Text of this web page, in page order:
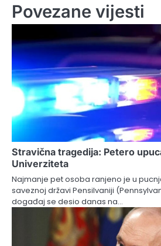
Povezane vijesti
Stravična tragedija: Petero
Univerziteta
Najmanje pet osoba ranjeno je u
saveznoj državi Pensilvaniji
događaj se desio danas na…